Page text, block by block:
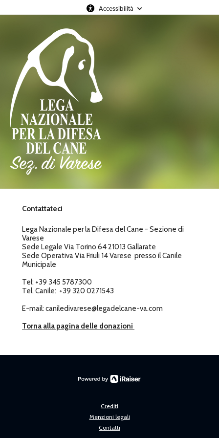
Accessibilità
Contattateci
Lega Nazionale per la Difesa del Cane - Sezione di
Varese
Sede Legale Via Torino 64 21013 Gallarate
Sede Operativa Via Friuli 14 Varese presso il Canile
Municipale
Tel: +39 345 5787300
Tel. Canile: +39 320 0271543
E-mail: caniledivarese@legadelcane-va.com
Torna alla pagina delle donazioni
Crediti
Menzioni legali
Contatti